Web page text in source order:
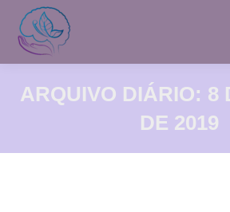
ARQUIVO DIÁRIO: 8
DE 2019